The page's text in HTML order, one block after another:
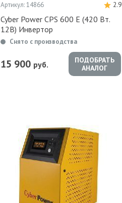
Артикул: 14866 2.9
Cyber Power CPS 600 E (420 Вт.
12В) Инвертор
Снято с производства
15 900 руб.
ПОДОБРАТЬ
АНАЛОГ